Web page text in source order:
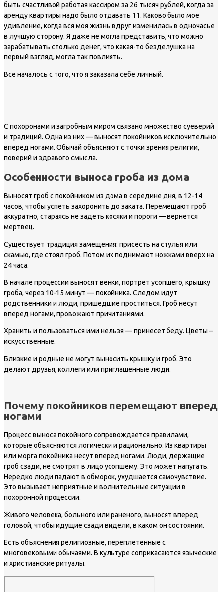
быть счастливой работая кассиром за 26 тысяч рублей, когда за
аренду квартиры надо было отдавать 11. Каково было мое
удивление, когда вся моя жизнь вдруг изменилась в одночасье
в лучшую сторону. Я даже не могла представить, что можно
зарабатывать столько денег, что какая-то безделушка на
первый взгляд, могла так повлиять.
Все началось с того, что я заказала себе личный.
С похоронами и загробным миром связано множество суеверий
и традиций. Одна из них — выносят покойников исключительно
вперед ногами. Обычай объясняют с точки зрения религии,
поверий и здравого смысла.
Особенности выноса гроба из дома
Выносят гроб с покойником из дома в середине дня, в 12-14
часов, чтобы успеть захоронить до заката. Перемещают гроб
аккуратно, стараясь не задеть косяки и пороги — вернется
мертвец.
Существует традиция замещения: присесть на стулья или
скамью, где стоял гроб. Потом их поднимают ножками вверх на
24 часа.
В начале процессии выносят венки, портрет усопшего, крышку
гроба, через 10-15 минут — покойника. Следом идут
родственники и люди, пришедшие проститься. Гроб несут
вперед ногами, провожают причитаниями.
Хранить и пользоваться ими нельзя — принесет беду. Цветы –
искусственные.
Близкие и родные не могут выносить крышку и гроб. Это
делают друзья, коллеги или приглашенные люди.
Почему покойников перемещают вперед
ногами
Процесс выноса покойного сопровождается правилами,
которые объясняются логически и рационально. Из квартиры
или морга покойника несут вперед ногами. Люди, держащие
гроб сзади, не смотрят в лицо усопшему. Это может напугать.
Нередко люди падают в обморок, ухудшается самочувствие.
Это вызывает неприятные и волнительные ситуации в
похоронной процессии.
Живого человека, больного или раненого, выносят вперед
головой, чтобы идущие сзади видели, в каком он состоянии.
Есть объяснения религиозные, переплетенные с
многовековыми обычаями. В культуре соприкасаются языческие
и христианские ритуалы.